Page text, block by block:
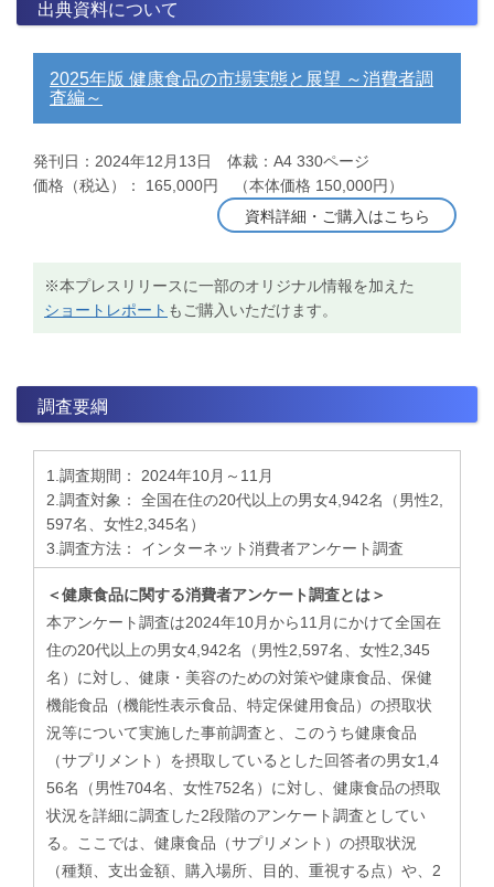
出典資料について
2025年版 健康食品の市場実態と展望 ～消費者調
査編～
発刊日：2024年12月13日 体裁：A4 330ページ
価格（税込）： 165,000円 （本体価格 150,000円）
資料詳細・ご購入はこちら
※本プレスリリースに一部のオリジナル情報を加えた
ショートレポート もご購入いただけます。
調査要綱
1.調査期間： 2024年10月～11月
2.調査対象： 全国在住の20代以上の男女4,942名（男性2,
597名、女性2,345名）
3.調査方法： インターネット消費者アンケート調査
＜健康食品に関する消費者アンケート調査とは＞
本アンケート調査は2024年10月から11月にかけて全国在
住の20代以上の男女4,942名（男性2,597名、女性2,345
名）に対し、健康・美容のための対策や健康食品、保健
機能食品（機能性表示食品、特定保健用食品）の摂取状
況等について実施した事前調査と、このうち健康食品
（サプリメント）を摂取しているとした回答者の男女1,4
56名（男性704名、女性752名）に対し、健康食品の摂取
状況を詳細に調査した2段階のアンケート調査としてい
る。​ここでは、健康食品（サプリメント）の摂取状況
（種類、支出金額、購入場所、目的、重視する点）や、2